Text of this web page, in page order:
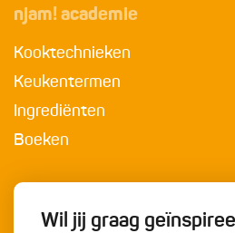
njam! academie
Kooktechnieken
Keukentermen
Ingrediënten
Boeken
Wil jij graag